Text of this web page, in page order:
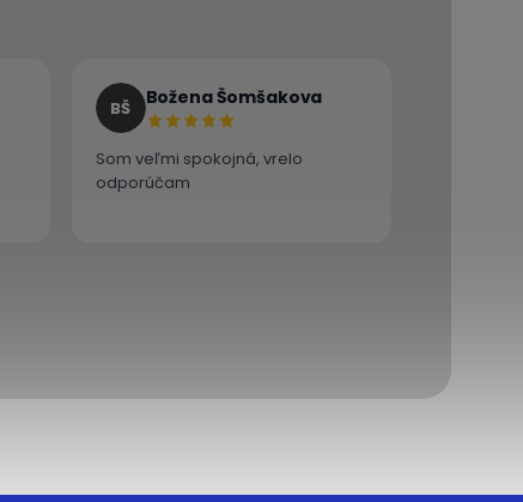
BŠ Božena Šomšakova
Som veľmi spokojná, vrelo
odporúčam